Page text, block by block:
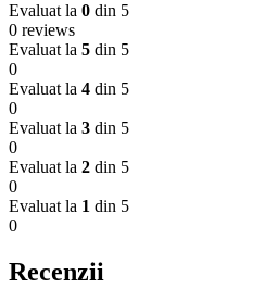
Evaluat la 0 din 5
0 reviews
Evaluat la 5 din 5
0
Evaluat la 4 din 5
0
Evaluat la 3 din 5
0
Evaluat la 2 din 5
0
Evaluat la 1 din 5
0
Recenzii